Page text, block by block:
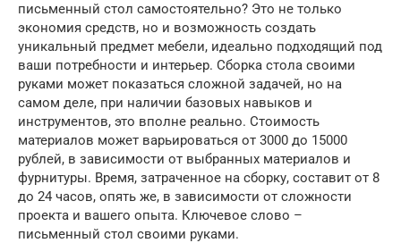
письменный стол самостоятельно? Это не только
экономия средств, но и возможность создать
уникальный предмет мебели, идеально подходящий под
ваши потребности и интерьер. Сборка стола своими
руками может показаться сложной задачей, но на
самом деле, при наличии базовых навыков и
инструментов, это вполне реально. Стоимость
материалов может варьироваться от 3000 до 15000
рублей, в зависимости от выбранных материалов и
фурнитуры. Время, затраченное на сборку, составит от 8
до 24 часов, опять же, в зависимости от сложности
проекта и вашего опыта. Ключевое слово –
письменный стол своими руками.